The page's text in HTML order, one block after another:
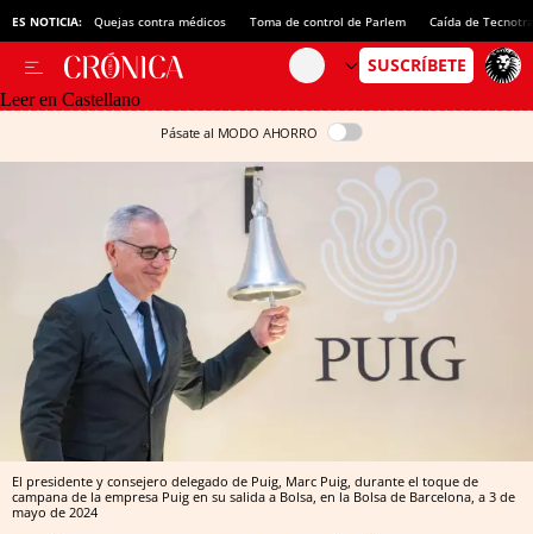
ES NOTICIA: Quejas contra médicos Toma de control de Parlem Caída de
Leer en Castellano
Pásate al MODO AHORRO
El presidente y consejero delegado de Puig, Marc Puig, durante el toque de
campana de la empresa Puig en su salida a Bolsa, en la Bolsa de Barcelona, a 3 de
mayo de 2024